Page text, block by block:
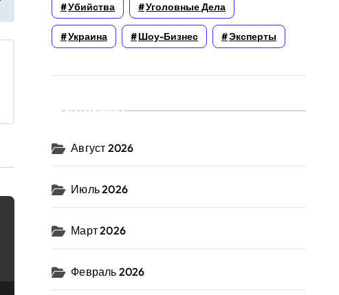
Убийства Уголовные Дела
Украина Шоу-Бизнес Эксперты
Архивы
Август 2026
Июль 2026
Март 2026
Февраль 2026